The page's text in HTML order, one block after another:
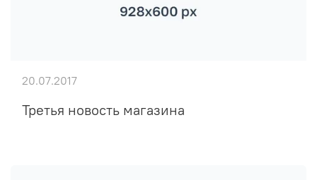
Третья новость магазина
20.07.2017